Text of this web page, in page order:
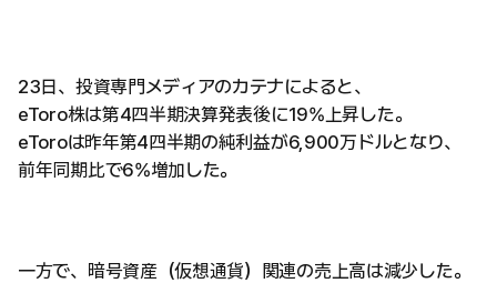
23日、投資専門メディアのカテナによると、
eToro株は第4四半期決算発表後に19%上昇した。
eToroは昨年第4四半期の純利益が6,900万ドルとなり、
前年同期比で6%増加した。
一方で、暗号資産（仮想通貨）関連の売上高は減少した。